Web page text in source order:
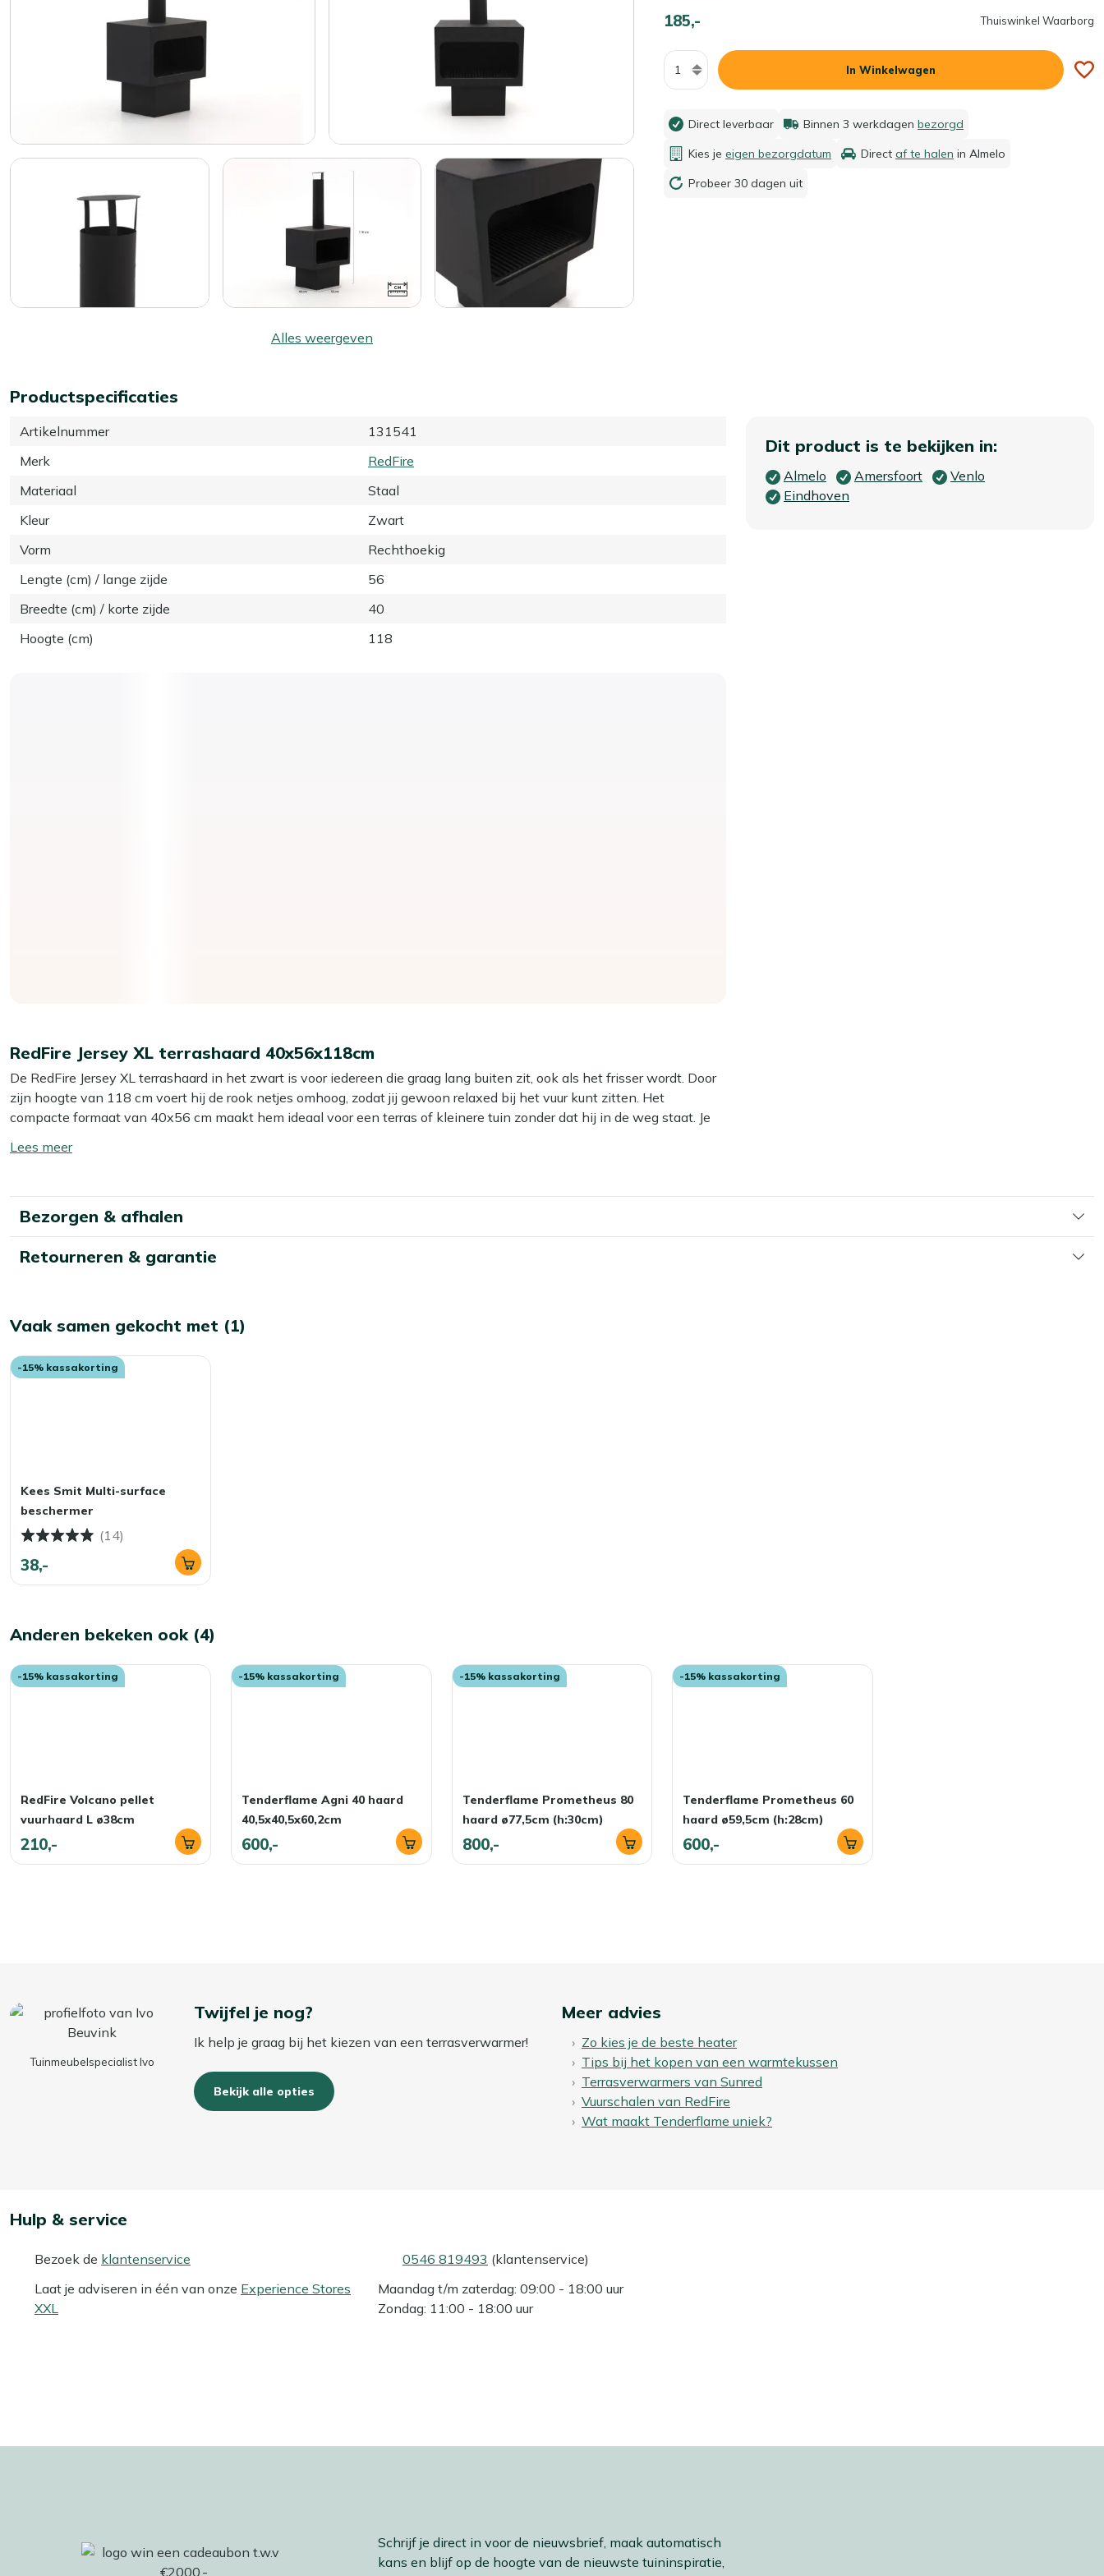
Alles weergeven
185,- Thuiswinkel Waarborg
Aantal
In Winkelwagen
Direct leverbaar Binnen 3 werkdagen bezorgd
Kies je eigen bezorgdatum Direct af te halen in Almelo
Probeer 30 dagen uit
Productspecificaties
Artikelnummer
131541
Merk
RedFire
Materiaal
Staal
Kleur
Zwart
Vorm
Rechthoekig
Lengte (cm) / lange zijde
56
Breedte (cm) / korte zijde
40
Hoogte (cm)
118
Dit product is te bekijken in:
Almelo Amersfoort
Venlo
Eindhoven
RedFire Jersey XL terrashaard 40x56x118cm
De RedFire Jersey XL terrashaard in het zwart is voor iedereen die graag lang buiten zit, ook als het frisser wordt. Door
zijn hoogte van 118 cm voert hij de rook netjes omhoog, zodat jij gewoon relaxed bij het vuur kunt zitten. Het
compacte formaat van 40x56 cm maakt hem ideaal voor een terras of kleinere tuin zonder dat hij in de weg staat. Je
eerlijk, een vuurtje blijft toch altijd gezellig om naar te kijken.
Bekijk meer Terrashaarden
Bekijk meer Vuur & terrasverwarming
Toon/verberg
Bezorgen & afhalen
Retourneren & garantie
Vaak samen gekocht met (1)
-15% kassakorting
Kees Smit Multi-surface
beschermer
(14)
38,-
Anderen bekeken ook (4)
-15% kassakorting
RedFire Volcano pellet
vuurhaard L ø38cm
210,-
-15% kassakorting
Tenderflame Agni 40 haard
40,5x40,5x60,2cm
600,-
-15% kassakorting
Tenderflame Prometheus 80
haard ø77,5cm (h:30cm)
800,-
-15% kassakorting
Tenderflame Prometheus 60
haard ø59,5cm (h:28cm)
600,-
Tuinmeubelspecialist Ivo
Twijfel je nog?
Ik help je graag bij het kiezen van een terrasverwarmer!
Bekijk alle opties
Meer advies
Zo kies je de beste heater
Tips bij het kopen van een warmtekussen
Terrasverwarmers van Sunred
Vuurschalen van RedFire
Wat maakt Tenderflame uniek?
Hulp & service
Bezoek de klantenservice
Laat je adviseren in één van onze Experience Stores
XXL
0546 819493 (klantenservice)
Maandag t/m zaterdag: 09:00 - 18:00 uur
Zondag: 11:00 - 18:00 uur
Schrijf je direct in voor de nieuwsbrief, maak automatisch
kans en blijf op de hoogte van de nieuwste tuininspiratie,